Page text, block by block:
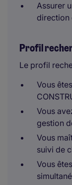
Assurer
direction
Profil
Le profil
Vous
Vous
gestion
Vous
suivi de
Vous